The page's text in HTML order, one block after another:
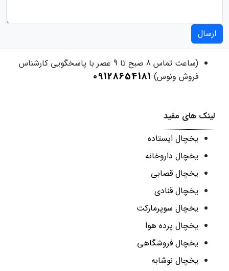
ارسال
(ساعت تماس 8 صبح تا 9 عصر با پاسخگویی کارشناس
فروش ونوس) 09128654181
لینک های مفید
یخچال ایستاده
یخچال داروخانه
یخچال قصابی
یخچال قنادی
یخچال سوپرمارکت
یخچال پرده هوا
یخچال فروشگاهی
یخچال نوشابه